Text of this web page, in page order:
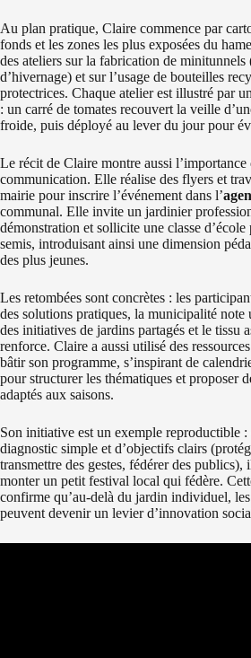
Au plan pratique, Claire commence par
fonds et les zones les plus exposées du
des ateliers sur la fabrication de
d’hivernage) et sur l’usage de bouteilles
protectrices. Chaque atelier est illustré par
: un carré de tomates recouvert la veille
froide, puis déployé au lever du jour pour
Le récit de Claire montre aussi l’importance
communication. Elle réalise des flyers et
mairie pour inscrire l’événement dans l’
communal. Elle invite un jardinier
démonstration et sollicite une classe
semis, introduisant ainsi une dimension
des plus jeunes.
Les retombées sont concrètes : les
des solutions pratiques, la municipalité note
des initiatives de jardins partagés et le tissu
renforce. Claire a aussi utilisé des
bâtir son programme, s’inspirant de
pour structurer les thématiques et proposer
adaptés aux saisons.
Son initiative est un exemple reproductible :
diagnostic simple et d’objectifs clairs
transmettre des gestes, fédérer des publics),
monter un petit festival local qui fédère.
confirme qu’au-delà du jardin individuel,
peuvent devenir un levier d’innovation